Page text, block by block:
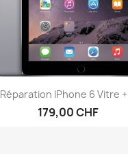
Réparation IPhone 6 Vitre
179,00 CHF